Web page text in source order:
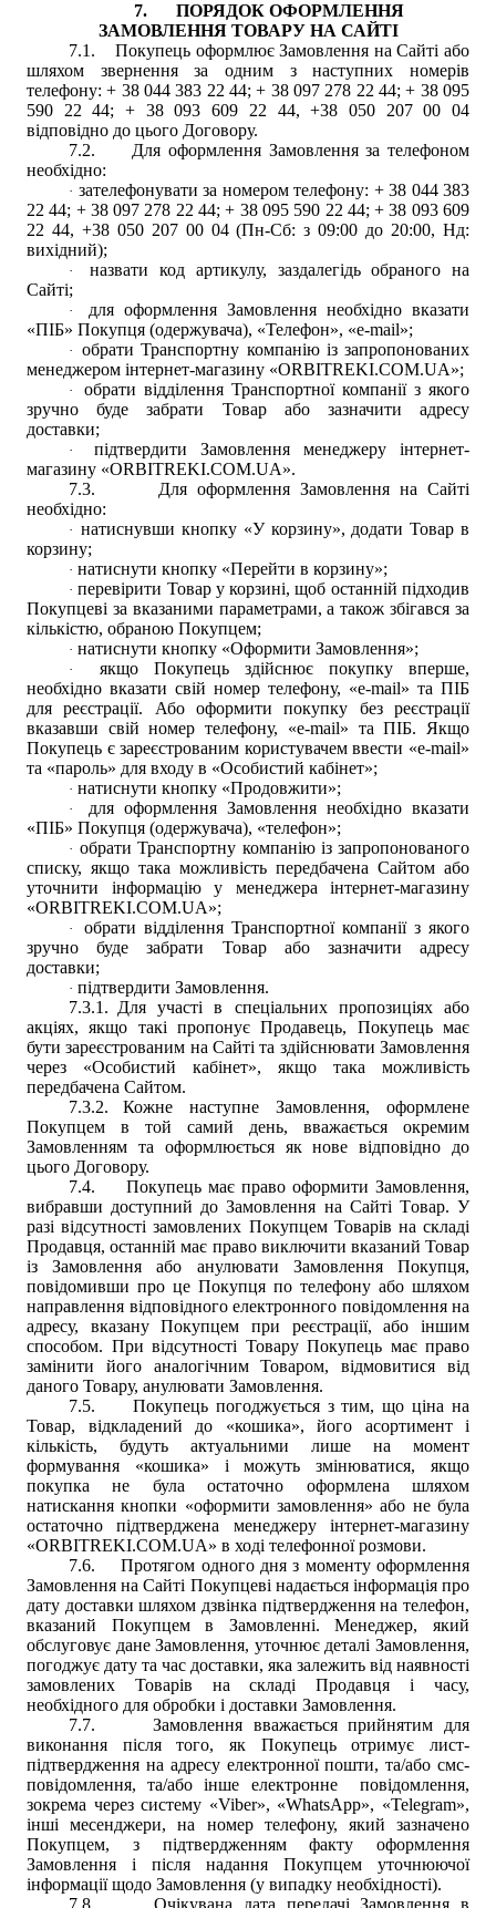
7.
ПОРЯДОК ОФОРМЛЕННЯ
ЗАМОВЛЕННЯ ТОВАРУ НА САЙТІ
7.1.
Покупець оформлює Замовлення на Сайті або
шляхом звернення за одним з наступних номерів
телефону:+ 38 044 383 22 44;+ 38 097 278 22 44;+ 38 095
590 22 44;+ 38 093 609 22 44, +38 050 207 00 04
відповідно до цього Договору.
7.2.
Для оформлення Замовлення за телефоном
необхідно:
· зателефонувати за номером телефону: + 38 044 383
22 44; + 38 097 278 22 44;+ 38 095 590 22 44;+ 38 093 609
22 44, +38 050 207 00 04 (Пн-Сб: з 09:00 до 20:00, Нд:
вихідний);
·
назвати код артикулу, заздалегідь обраного на
Сайті;
·
для оформлення Замовлення необхідно вказати
«ПІБ» Покупця (одержувача), «Телефон», «e-mail»;
· обратиТранспортну компанію із запропонованих
менеджером інтернет-магазину «ORBITREKI.COM.UA»;
· обрати відділення Транспортної компанії з якого
зручно буде забрати Товар або зазначити адресу
доставки;
·
підтвердити Замовлення менеджеру інтернет-
магазину «ORBITREKI.COM.UA».
7.3.
Для оформлення Замовлення на Сайті
необхідно:
· натиснувши кнопку «У корзину», додати Товар в
корзину;
· натиснути кнопку «Перейти в корзину»;
· перевірити Товар у корзині, щоб останній підходив
Покупцеві за вказаними параметрами, а також збігався за
кількістю, обраною Покупцем;
· натиснути кнопку «Оформити Замовлення»;
·
якщо Покупець здійснює покупку вперше,
необхідно вказати свій номер телефону, «e-mail» та ПІБ
для реєстрації. Або оформити покупку без реєстрації
вказавши свій номер телефону, «e-mail» та ПІБ. Якщо
Покупець є зареєстрованим користувачем ввести «e-mail»
та «пароль» для входу в «Особистий кабінет»;
· натиснути кнопку «Продовжити»;
·
для оформлення Замовлення необхідно вказати
«ПІБ» Покупця (одержувача), «телефон»;
· обрати Транспортну компанію із запропонованого
списку, якщо така можливість передбачена Сайтом або
уточнити інформацію у менеджера інтернет-магазину
«ORBITREKI.COM.UA»;
·
обрати відділення Транспортної компанії з якого
зручно буде забрати Товар або зазначити адресу
доставки;
· підтвердити Замовлення.
7.3.1. Для участі в спеціальних пропозиціях або
акціях, якщо такі пропонує Продавець, Покупець має
бути зареєстрованим на Сайті та здійснювати Замовлення
через «Особистий кабінет», якщо така можливість
передбачена Сайтом.
7.3.2.
Кожне наступне Замовлення, оформлене
Покупцем в той самий день, вважається окремим
Замовленням та оформлюється як нове відповідно до
цього Договору.
7.4.
Покупець має право оформити Замовлення,
вибравши доступний до Замовлення на Сайті Товар. У
разі відсутності замовлених Покупцем Товарів на складі
Продавця, останній має право виключити вказаний Товар
із Замовлення або анулювати Замовлення Покупця,
повідомивши про це Покупця по телефону або шляхом
направлення відповідного електронного повідомлення на
адресу, вказану Покупцем при реєстрації, або іншим
способом. При відсутності Товару Покупець має право
замінити його аналогічним Товаром, відмовитися від
даного Товару, анулювати Замовлення.
7.5.
Покупець погоджується з тим, що ціна на
Товар, відкладений до «кошика», його асортимент і
кількість, будуть актуальними лише на момент
формування «кошика» і можуть змінюватися, якщо
покупка не була остаточно оформлена шляхом
натискання кнопки «оформити замовлення» або не була
остаточно підтверджена менеджеру інтернет-магазину
«ORBITREKI.COM.UA» в ході телефонної розмови.
7.6.
Протягом одного дня з моменту оформлення
Замовлення на Сайті Покупцеві надається інформація про
дату доставки шляхом дзвінка підтвердження на телефон,
вказаний Покупцем в Замовленні. Менеджер, який
обслуговує дане Замовлення, уточнює деталі Замовлення,
погоджує дату та час доставки, яка залежить від наявності
замовлених Товарів на складі Продавця і часу,
необхідного для обробки і доставки Замовлення.
7.7.
Замовлення вважається прийнятим для
виконання після того, як Покупець отримує лист-
підтвердження на адресу електронної пошти, та/або смс-
повідомлення, та/або інше електронне повідомлення,
зокрема через систему «Viber», «WhatsApp», «Telegram»,
інші месенджери, на номер телефону, який зазначено
Покупцем, з підтвердженням факту оформлення
Замовлення і після надання Покупцем уточнюючої
інформації щодо Замовлення (у випадку необхідності).
7.8.
Очікувана дата передачі Замовлення в